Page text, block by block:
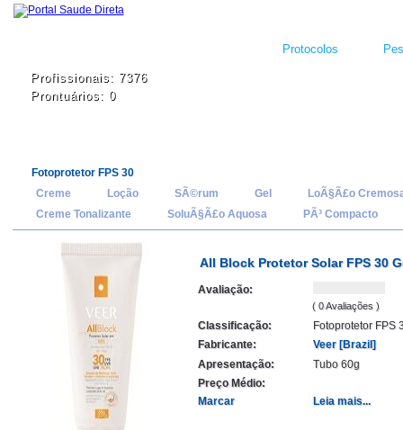
Protocolos
Profissionais: 7376
Prontuários: 0
Fotoprotetor FPS 30
Creme
Loção SÃ©rum Gel
LoÃ§Ã£o
Creme Tonalizante
SoluÃ§Ã£o Aquosa PÃ³ Compacto
All Block Protetor Solar FPS 30
Avaliação:
( 0 Avaliações )
Classificação:
Fotoprotetor FPS
Fabricante:
Veer [Brazil]
Apresentação:
Tubo 60g
Preço Médio:
Marcar
Leia mais...